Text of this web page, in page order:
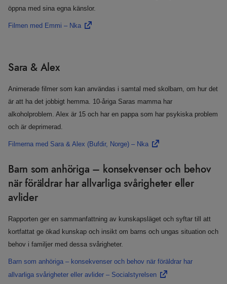
öppna med sina egna känslor.
Filmen med Emmi – Nka
Sara & Alex
Animerade filmer som kan användas i samtal med skolbarn, om hur det
är att ha det jobbigt hemma. 10-åriga Saras mamma har
alkoholproblem. Alex är 15 och har en pappa som har psykiska problem
och är deprimerad.
Filmerna med Sara & Alex (Bufdir, Norge) – Nka
Barn som anhöriga – konsekvenser och behov
när föräldrar har allvarliga svårigheter eller
avlider
Rapporten ger en sammanfattning av kunskapsläget och syftar till att
kortfattat ge ökad kunskap och insikt om barns och ungas situation och
behov i familjer med dessa svårigheter.
Barn som anhöriga – konsekvenser och behov när föräldrar har
allvarliga svårigheter eller avlider – Socialstyrelsen